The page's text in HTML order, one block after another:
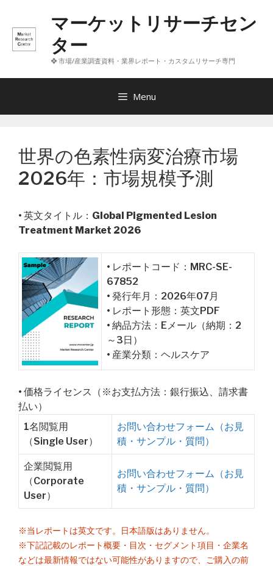
へ
マーケットリサーチセン
ター
❖ 市場/産業調査資料・業界レポート・カスタムリサーチ専門
Menu
世界の色素性病変治療市場
2026年：市場規模予測
• 英文タイトル： Global Pigmented Lesion
Treatment Market 2026
• レポートコード：MRC-SE-
67852
• 発行年月：2026年07月
• レポート形態：英文PDF
• 納品方法：Eメール（納期：2
～3日）
• 産業分類：ヘルスケア
• 価格ライセンス（※お支払方法：銀行振込、請求書
払い）
1名閲覧用
（Single User）
お問い合わせフォーム（お見
積・サンプル・質問）
企業閲覧用
（Corporate
User）
お問い合わせフォーム（お見
積・サンプル・質問）
※当レポートは英文です。日本語版はありません。
※下記記載のレポート概要・目次・セグメント項目・企業名
などは最新情報ではない可能性がありますので、ご購入の前